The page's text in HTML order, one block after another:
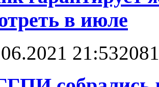
в июле
21:53